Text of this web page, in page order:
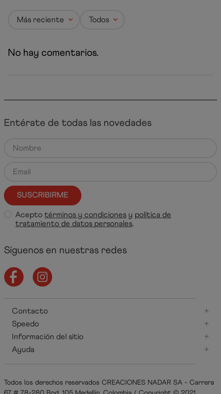
Más reciente Todos
No hay comentarios.
Entérate de todas las novedades
SUSCRIBIRME
Aceptotérminos y condiciones y política de
tratamiento de datos personales.
Síguenos en nuestras redes
Contacto
+
Speedo
+
Información del sitio
+
Ayuda
+
Todos los derechos reservados CREACIONES NADAR SA - Carrera